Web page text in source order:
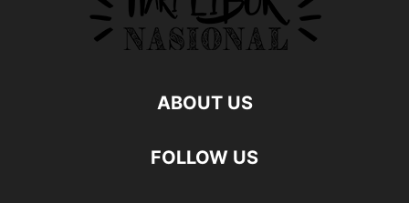
ABOUT US
FOLLOW US